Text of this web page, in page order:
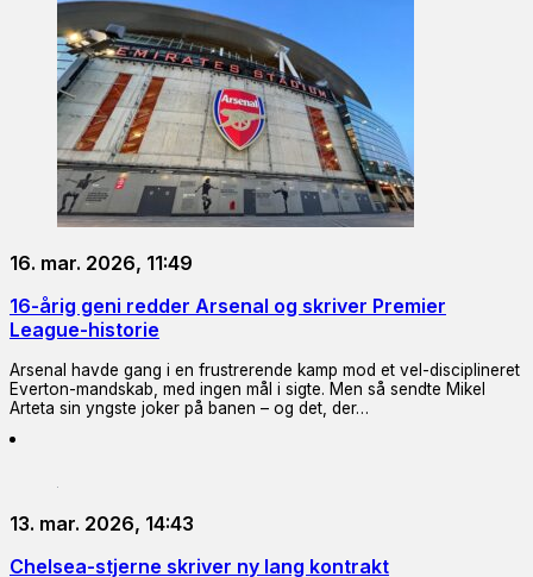
16. mar. 2026, 11:49
16-årig geni redder Arsenal og skriver Premier
League-historie
Arsenal havde gang i en frustrerende kamp mod et vel-disciplineret
Everton-mandskab, med ingen mål i sigte. Men så sendte Mikel
Arteta sin yngste joker på banen – og det, der…
13. mar. 2026, 14:43
Chelsea-stjerne skriver ny lang kontrakt